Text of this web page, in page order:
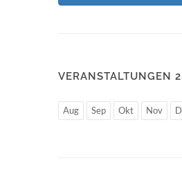
VERANSTALTUNGEN
Aug Sep Okt Nov